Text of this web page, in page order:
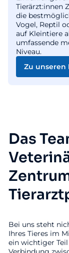
Tierärzt:innen
die
Vogel, Reptil
auf Kleintiere
umfassende
Niveau.
Zu unseren
Das
Bei uns steht
Ihres Tieres im
ein wichtiger Teil